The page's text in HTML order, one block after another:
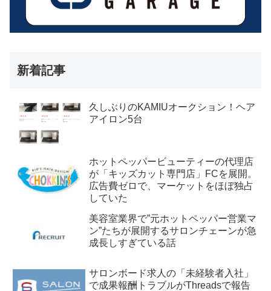
新着記事
久しぶりのKAMIUオークション！ヘア
アイロン5台
ホットペッパービューティーの代理店
が「キッズカット専門店」FCを展開。
広告費ゼロで、マーケットをほぼ独占
していた
美容室業界で”元ホットペッパー営業マ
ン”たちが展開するサロンチェーンが急
成長しすぎている話
サロンボード求人の「未経験者入社」
で成果報酬トラブルがThreadsで報告